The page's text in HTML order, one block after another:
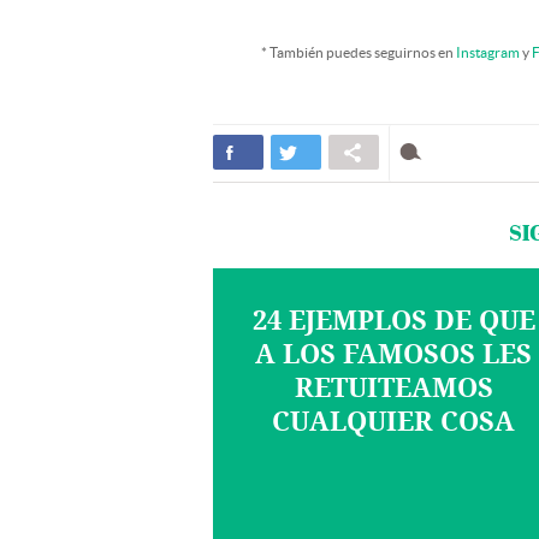
* También puedes seguirnos en Instagramy
24 EJEMPLOS DE QUE
A LOS FAMOSOS LES
RETUITEAMOS
CUALQUIER COSA